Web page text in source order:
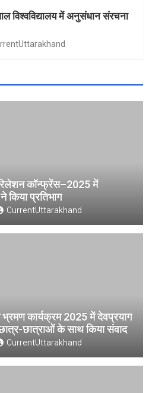
विश्वविद्यालय में अनुसंधान संरचना
कॉन्फ्रेंस–2025 में
किया प्रतिभाग
CurrentUttarakhand
भ्रमण कार्यक्रम 2025 में देवप्रयाग
छात्राओं के साथ किया संवाद
CurrentUttarakhand